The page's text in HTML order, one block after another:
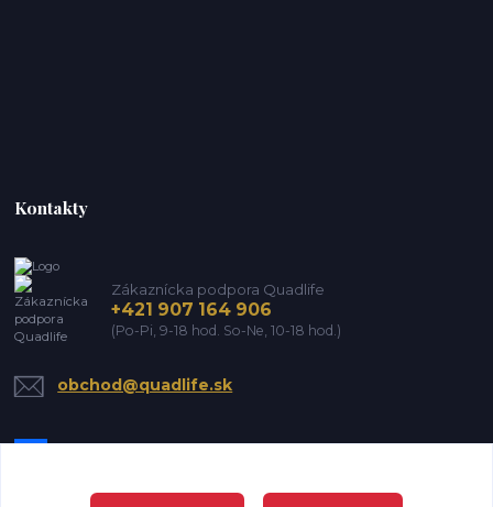
Kontakty
Zákaznícka podpora Quadlife
+421 907 164 906
(Po-Pi, 9-18 hod. So-Ne, 10-18 hod.)
obchod@quadlife.sk